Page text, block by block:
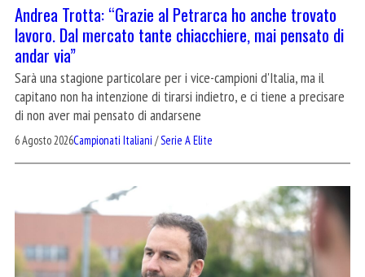
Andrea Trotta: “Grazie al Petrarca ho anche trovato
lavoro. Dal mercato tante chiacchiere, mai pensato di
andar via”
Sarà una stagione particolare per i vice-campioni d'Italia, ma il
capitano non ha intenzione di tirarsi indietro, e ci tiene a precisare
di non aver mai pensato di andarsene
6 Agosto 2026Campionati Italiani /Serie A Elite